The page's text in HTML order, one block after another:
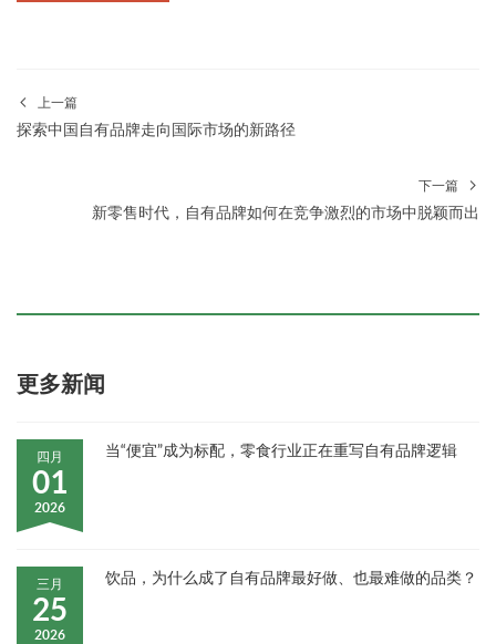
上一篇
探索中国自有品牌走向国际市场的新路径
下一篇
新零售时代，自有品牌如何在竞争激烈的市场中脱颖而出
更多新闻
四月
01
2026
当“便宜”成为标配，零食行业正在重写自有品牌逻辑
三月
25
2026
饮品，为什么成了自有品牌最好做、也最难做的品类？